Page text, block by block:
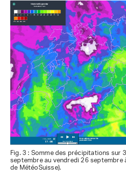
Fig. 3 : Somme des précipitations sur
septembre au vendredi 26 septembre
de MétéoSuisse).